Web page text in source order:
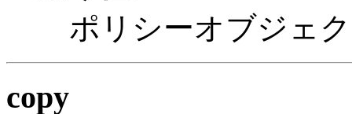
ポリシーオブジェ
copy